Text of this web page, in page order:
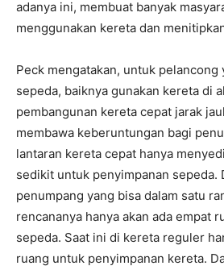
adanya ini, membuat banyak
menggunakan kereta dan
Peck mengatakan, untuk pelancong
sepeda, baiknya gunakan kereta di
pembangunan kereta cepat jarak
membawa keberuntungan bagi
lantaran kereta cepat hanya
sedikit untuk penyimpanan sepeda.
penumpang yang bisa dalam satu
rencananya hanya akan ada empat
sepeda. Saat ini di kereta reguler
ruang untuk penyimpanan kereta.